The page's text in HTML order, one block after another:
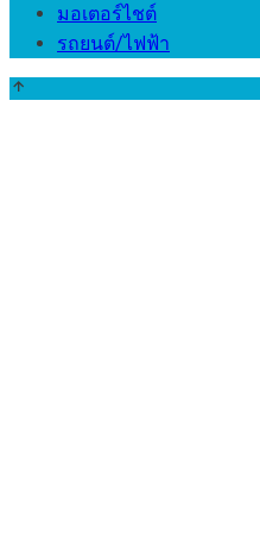
มอเตอร์ไชต์
รถยนต์/ไฟฟ้า